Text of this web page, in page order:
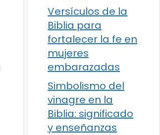
Versículos de la
Biblia para
fortalecer la fe en
mujeres
embarazadas
Simbolismo del
vinagre en la
Biblia: significado
y enseñanzas